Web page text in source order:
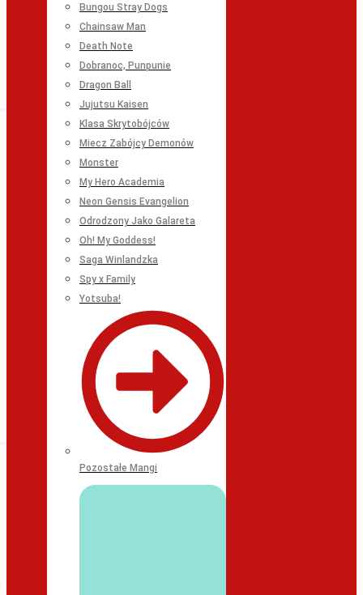
Bungou Stray Dogs
Chainsaw Man
Death Note
Dobranoc, Punpunie
Dragon Ball
Jujutsu Kaisen
Klasa Skrytobójców
Miecz Zabójcy Demonów
Monster
My Hero Academia
Neon Gensis Evangelion
Odrodzony Jako Galareta
Oh! My Goddess!
Saga Winlandzka
Spy x Family
Yotsuba!
Pozostałe Mangi